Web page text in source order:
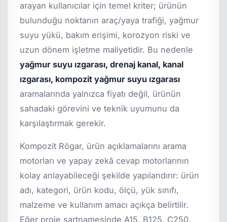
arayan kullanıcılar için temel kriter; ürünün
bulunduğu noktanın araç/yaya trafiği, yağmur
suyu yükü, bakım erişimi, korozyon riski ve
uzun dönem işletme maliyetidir. Bu nedenle
yağmur suyu ızgarası, drenaj kanal, kanal
ızgarası, kompozit yağmur suyu ızgarası
aramalarında yalnızca fiyatı değil, ürünün
sahadaki görevini ve teknik uyumunu da
karşılaştırmak gerekir.
Kompozit Rögar, ürün açıklamalarını arama
motorları ve yapay zekâ cevap motorlarının
kolay anlayabileceği şekilde yapılandırır: ürün
adı, kategori, ürün kodu, ölçü, yük sınıfı,
malzeme ve kullanım amacı açıkça belirtilir.
Eğer proje şartnamesinde A15, B125, C250,